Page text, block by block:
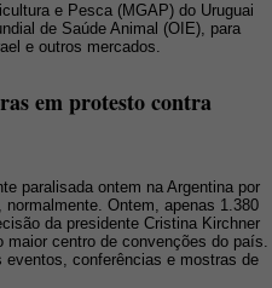
e Pesca (MGAP) do Uruguai
de Saúde Animal (OIE), para
e outros mercados.
em protesto contra
paralisada ontem na Argentina por
Ontem, apenas 1.380
da presidente Cristina Kirchner
maior centro de convenções do país.
eventos, conferências e mostras de